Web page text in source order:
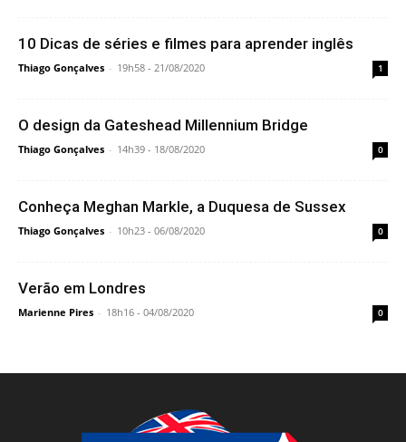
10 Dicas de séries e filmes para aprender inglês
Thiago Gonçalves - 19h58 - 21/08/2020 1
O design da Gateshead Millennium Bridge
Thiago Gonçalves - 14h39 - 18/08/2020 0
Conheça Meghan Markle, a Duquesa de Sussex
Thiago Gonçalves - 10h23 - 06/08/2020 0
Verão em Londres
Marienne Pires - 18h16 - 04/08/2020 0